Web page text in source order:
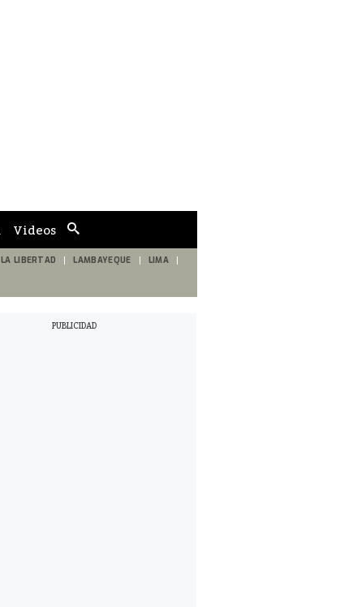
de
búsqueda
Videos
LA LIBERTAD LAMBAYEQUE LIMA